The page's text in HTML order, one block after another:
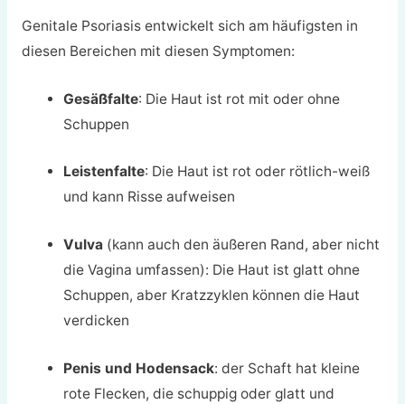
Genitale Psoriasis entwickelt sich am häufigsten in
diesen Bereichen mit diesen Symptomen:
Gesäßfalte: Die Haut ist rot mit oder ohne
Schuppen
Leistenfalte: Die Haut ist rot oder rötlich-weiß
und kann Risse aufweisen
Vulva (kann auch den äußeren Rand, aber nicht
die Vagina umfassen): Die Haut ist glatt ohne
Schuppen, aber Kratzzyklen können die Haut
verdicken
Penis und Hodensack: der Schaft hat kleine
rote Flecken, die schuppig oder glatt und